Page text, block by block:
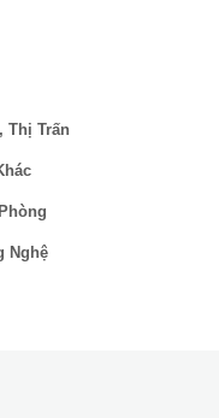
Thị Trấn
Nghệ